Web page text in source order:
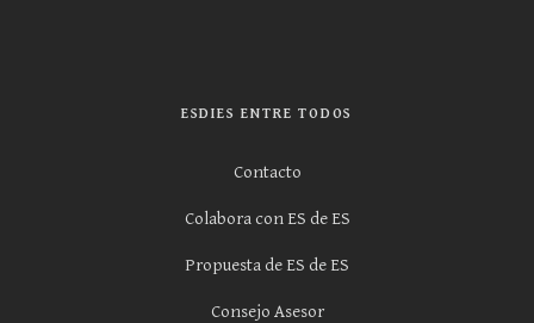
ESDIES ENTRE TODOS
Contacto
Colabora con ES de ES
Propuesta de ES de ES
Consejo Asesor